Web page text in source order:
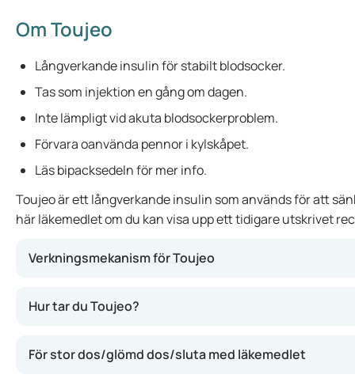
Om Toujeo
Långverkande insulin för stabilt blodsocker.
Tas som injektion en gång om dagen.
Inte lämpligt vid akuta blodsockerproblem.
Förvara oanvända pennor i kylskåpet.
Läs bipacksedeln för mer info.
Toujeo är ett långverkande insulin som används för att
här läkemedlet om du kan visa upp ett tidigare utskrivet
Verkningsmekanism för Toujeo
Hur tar du Toujeo?
För stor dos/glömd dos/sluta med läkemedlet